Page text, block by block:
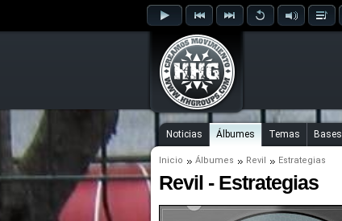
Noticias Álbumes Temas Bases
Inicio Álbumes Revil Estrategias
Revil - Estrategias